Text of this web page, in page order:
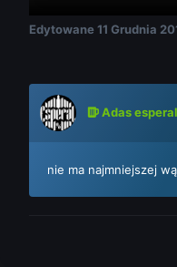
Edytowane 11 Grudnia
Adas esperal
nie ma najmniejszej